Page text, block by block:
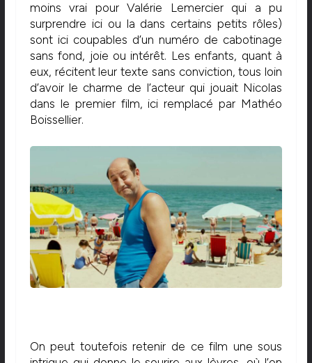
moins vrai pour Valérie Lemercier qui a pu
surprendre ici ou la dans certains petits rôles)
sont ici coupables d’un numéro de cabotinage
sans fond, joie ou intérêt. Les enfants, quant à
eux, récitent leur texte sans conviction, tous loin
d’avoir le charme de l’acteur qui jouait Nicolas
dans le premier film, ici remplacé par Mathéo
Boissellier.
On peut toutefois retenir de ce film une sous